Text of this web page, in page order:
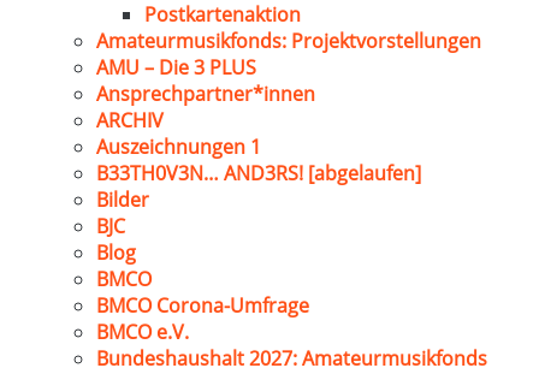
Postkartenaktion
Amateurmusikfonds: Projektvorstellungen
AMU – Die 3 PLUS
Ansprechpartner*innen
ARCHIV
Auszeichnungen 1
B33TH0V3N… AND3RS! [abgelaufen]
Bilder
BJC
Blog
BMCO
BMCO Corona-Umfrage
BMCO e.V.
Bundeshaushalt 2027: Amateurmusikfonds